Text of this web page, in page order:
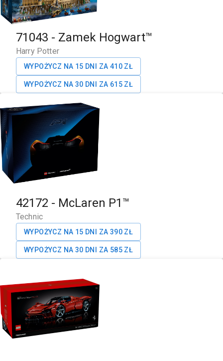
71043 - Zamek Hogwart™
Harry Potter
WYPOŻYCZ NA 15 DNI ZA 410 ZŁ
WYPOŻYCZ NA 30 DNI ZA 615 ZŁ
42172 - McLaren P1™
Technic
WYPOŻYCZ NA 15 DNI ZA 390 ZŁ
WYPOŻYCZ NA 30 DNI ZA 585 ZŁ